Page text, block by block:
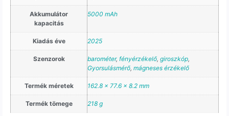
Akkumulátor
kapacitás
5000 mAh
Kiadás éve 2025
Szenzorok barométer, fényérzékelő, giroszkóp,
Gyorsulásmérő, mágneses érzékelő
Termék méretek 162.8 x 77.6 x 8.2 mm
Termék tömege 218 g